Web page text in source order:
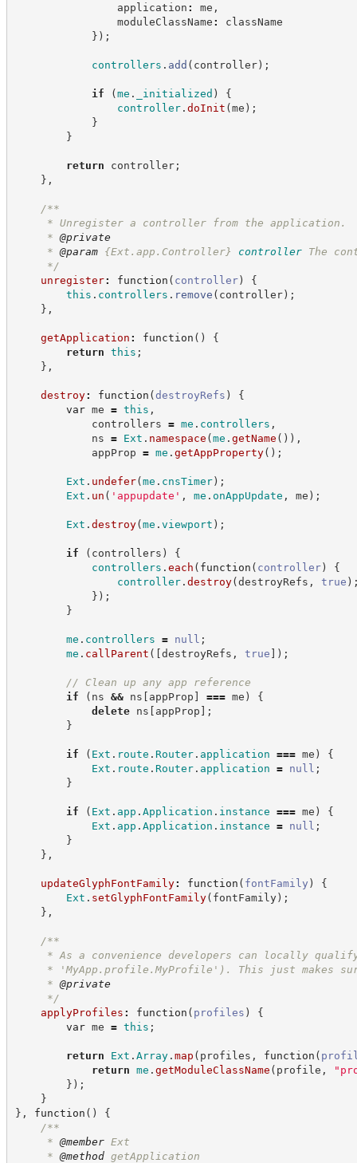
application : me ,
moduleClassName :
className
} ) ;
controllers . add ( controller) ;
if (me . _initialized )
{
controller. doInit (me ) ;
}
}
return controller;
} ,
/**
* Unregister a controller from the application.
* @private
* @param {Ext.app.Controller} controller
The
*/
unregister: function ( controller)
{
this . controllers . remove ( controller) ;
} ,
getApplication : function ( )
{
return this ;
} ,
destroy: function (destroyRefs )
{
var me = this ,
controllers = me . controllers ,
ns = Ext . namespace (me . getName ( ) ) ,
appProp = me . getAppProperty( ) ;
Ext . undefer(me . cnsTimer) ;
Ext . un ( ' appupdate ' , me . onAppUpdate , me ) ;
Ext . destroy(me . viewport ) ;
if ( controllers )
{
controllers . each ( function ( controller)
{
controller. destroy(destroyRefs , true )
} ) ;
}
me . controllers = null ;
me . callParent ( [destroyRefs , true ] ) ;
// Clean up any app reference
if
( ns && ns [ appProp ] === me )
{
delete ns [ appProp ] ;
}
if ( Ext . route . Router. application === me )
{
Ext . route . Router. application = null ;
}
if ( Ext . app . Application . instance === me )
{
Ext . app . Application . instance = null ;
}
} ,
updateGlyphFontFamily: function ( fontFamily )
{
Ext . setGlyphFontFamily( fontFamily) ;
} ,
/**
* As a convenience developers can locally
* 'MyApp.profile.MyProfile'). This just makes
* @private
*/
applyProfiles : function ( profiles )
{
var me = this ;
return Ext . Array. map ( profiles , function (
return me . getModuleClassName ( profile , "
} ) ;
}
} , function ( )
{
/**
* @member Ext
* @method getApplication